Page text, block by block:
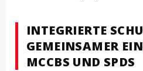
INTEGRIERTE
GEMEINSAMER
MCCBS UND SPDS